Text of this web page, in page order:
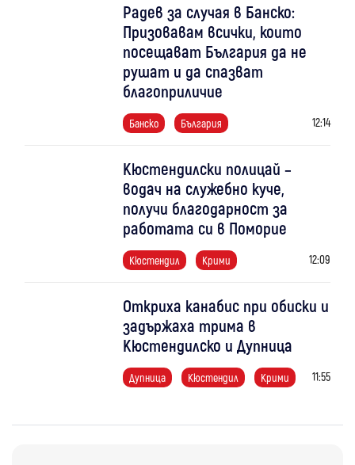
Радев за случая в Банско:
Призовавам всички, които
посещават България да не
рушат и да спазват
благоприличие
Банско България 12:14
Кюстендилски полицай –
водач на служебно куче,
получи благодарност за
работата си в Поморие
Кюстендил Крими 12:09
Откриха канабис при обиски и
задържаха трима в
Кюстендилско и Дупница
Дупница Кюстендил Крими 11:55